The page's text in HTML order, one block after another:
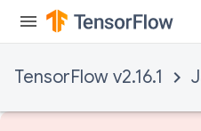
TensorFlow v2.16.1